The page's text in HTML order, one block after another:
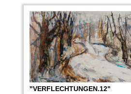
"VERFLECHTUNGEN.12"